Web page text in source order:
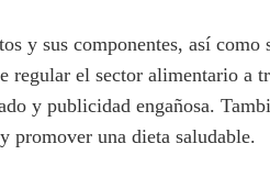
y sus componentes, así como
regular el sector alimentario a
y publicidad engañosa.
promover una dieta saludable.